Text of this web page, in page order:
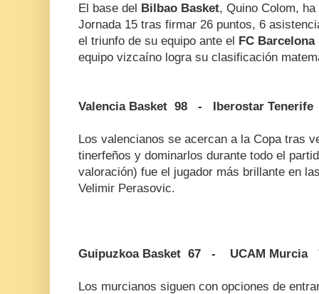
El base del Bilbao Basket, Quino Colom,
Jornada 15 tras firmar 26 puntos, 6
el triunfo de su equipo ante el FC Barcelona
equipo vizcaíno logra su clasificación
Valencia Basket 98 - Iberostar Tenerife
Los valencianos se acercan a la Copa tras
tinerfeños y dominarlos durante todo el
valoración) fue el jugador más brillante en
Velimir Perasovic.
Guipuzkoa Basket 67 - UCAM Murcia
Los murcianos siguen con opciones de